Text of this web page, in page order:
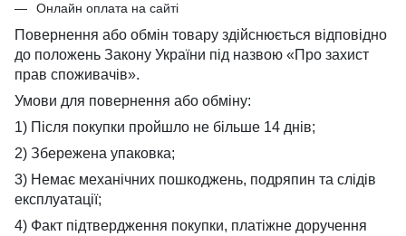
Онлайн оплата на сайті
Повернення або обмін товару здійснюється відповідно
до положень Закону України під назвою «Про захист
прав споживачів».
Умови для повернення або обміну:
1) Після покупки пройшло не більше 14 днів;
2) Збережена упаковка;
3) Немає механічних пошкоджень, подряпин та слідів
експлуатації;
4) Факт підтвердження покупки, платіжне доручення